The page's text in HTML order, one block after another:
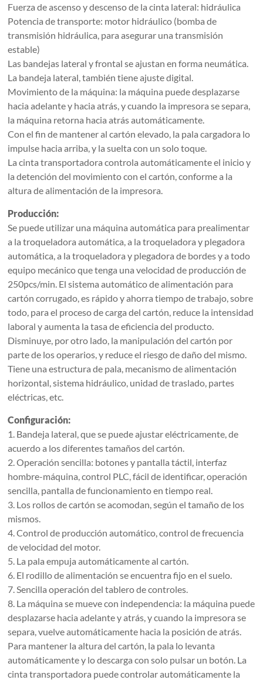
Fuerza de ascenso y descenso de la cinta lateral: hidráulica
Potencia de transporte: motor hidráulico (bomba de
transmisión hidráulica, para asegurar una transmisión
estable)
Las bandejas lateral y frontal se ajustan en forma neumática.
La bandeja lateral, también tiene ajuste digital.
Movimiento de la máquina: la máquina puede desplazarse
hacia adelante y hacia atrás, y cuando la impresora se separa,
la máquina retorna hacia atrás automáticamente.
Con el fin de mantener al cartón elevado, la pala cargadora lo
impulse hacia arriba, y la suelta con un solo toque.
La cinta transportadora controla automáticamente el inicio y
la detención del movimiento con el cartón, conforme a la
altura de alimentación de la impresora.
Producción:
Se puede utilizar una máquina automática para prealimentar
a la troqueladora automática, a la troqueladora y plegadora
automática, a la troqueladora y plegadora de bordes y a todo
equipo mecánico que tenga una velocidad de producción de
250pcs/min. El sistema automático de alimentación para
cartón corrugado, es rápido y ahorra tiempo de trabajo, sobre
todo, para el proceso de carga del cartón, reduce la intensidad
laboral y aumenta la tasa de eficiencia del producto.
Disminuye, por otro lado, la manipulación del cartón por
parte de los operarios, y reduce el riesgo de daño del mismo.
Tiene una estructura de pala, mecanismo de alimentación
horizontal, sistema hidráulico, unidad de traslado, partes
eléctricas, etc.
Configuración:
1. Bandeja lateral, que se puede ajustar eléctricamente, de
acuerdo a los diferentes tamaños del cartón.
2. Operación sencilla: botones y pantalla táctil, interfaz
hombre-máquina, control PLC, fácil de identificar, operación
sencilla, pantalla de funcionamiento en tiempo real.
3. Los rollos de cartón se acomodan, según el tamaño de los
mismos.
4. Control de producción automático, control de frecuencia
de velocidad del motor.
5. La pala empuja automáticamente al cartón.
6. El rodillo de alimentación se encuentra fijo en el suelo.
7. Sencilla operación del tablero de controles.
8. La máquina se mueve con independencia: la máquina puede
desplazarse hacia adelante y atrás, y cuando la impresora se
separa, vuelve automáticamente hacia la posición de atrás.
Para mantener la altura del cartón, la pala lo levanta
automáticamente y lo descarga con solo pulsar un botón. La
cinta transportadora puede controlar automáticamente la